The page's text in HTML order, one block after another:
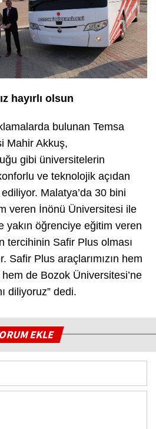
hayırlı olsun
bulunan Temsa
Mahir Akkuş,
gibi üniversitelerin
ve teknolojik açıdan
Malatya’da 30 bini
veren İnönü Üniversitesi ile
yakın öğrenciye eğitim veren
tercihinin Safir Plus olması
Safir Plus araçlarımızın hem
de Bozok Üniversitesi’ne
diliyoruz” dedi.
EKLE